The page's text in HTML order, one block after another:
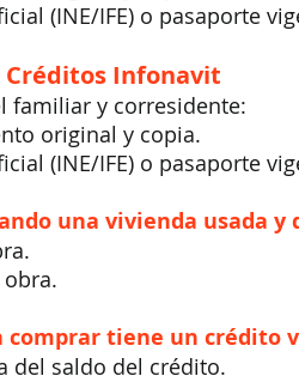
(INE/IFE) o pasaporte
Créditos Infonavit
familiar y corresidente:
original y copia.
(INE/IFE) o pasaporte
una vivienda usada
comprar tiene un crédito
del saldo del crédito.